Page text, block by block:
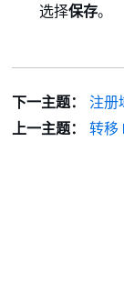
选择保存。
下一主题：
注册
上一主题：
转移